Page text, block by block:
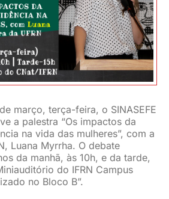
março, terça-feira, o SINASEFE
a palestra “Os impactos da
na vida das mulheres”, com a
Luana Myrrha. O debate
da manhã, às 10h, e da tarde,
do IFRN Campus
no Bloco B”.